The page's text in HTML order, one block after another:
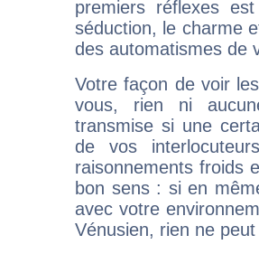
premiers réflexes
séduction, le charme
des automatismes de
Votre façon de voir
vous, rien ni
transmise si une
de vos
raisonnements froids
bon sens : si en
avec votre
Vénusien, rien ne